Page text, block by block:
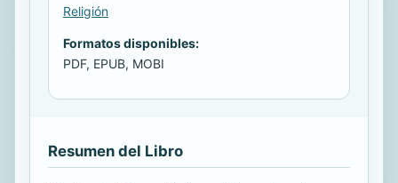
Religión
Formatos disponibles:
PDF, EPUB, MOBI
Resumen del Libro